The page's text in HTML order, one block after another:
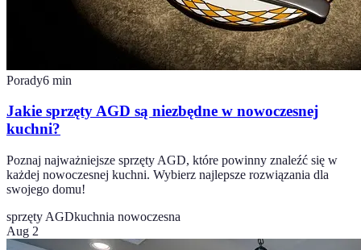
Porady6 min
Jakie sprzęty AGD są niezbędne w nowoczesnej
kuchni?
Poznaj najważniejsze sprzęty AGD, które powinny znaleźć się w
każdej nowoczesnej kuchni. Wybierz najlepsze rozwiązania dla
swojego domu!
sprzęty AGDkuchnia nowoczesna
Aug 2